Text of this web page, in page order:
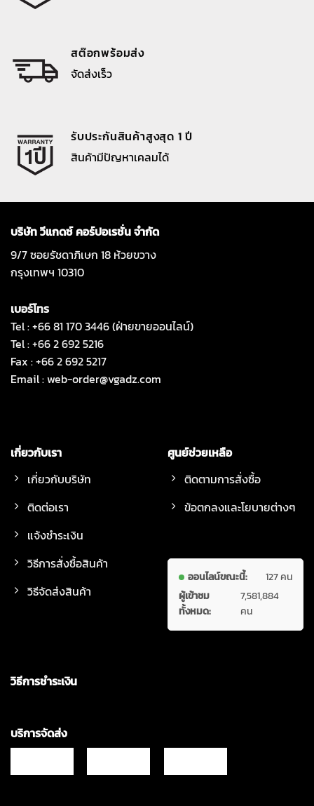
สต๊อกพร้อมส่ง
จัดส่งเร็ว
รับประกันสินค้าสูงสุด 1 ปี
สินค้ามีปัญหาเคลมได้
บริษัท วีแกดซ์ คอร์ปอเรชั่น จำกัด
9/7 ซอยรัชดาภิเษก 18 ห้วยขวาง
กรุงเทพฯ 10310
เบอร์โทร
Tel : +66 81 170 3446 (ฝ่ายขายออนไลน์)
Tel : +66 2 692 5216
Fax : +66 2 692 5217
Email :web-order@vgadz.com
เกี่ยวกับเรา
เกี่ยวกับบริษัท
ติดต่อเรา
แจ้งชำระเงิน
วิธีการสั่งซื้อสินค้า
วิธีจัดส่งสินค้า
ศูนย์ช่วยเหลือ
ติดตามการสั่งซื้อ
ข้อตกลงและโยบายต่างๆ
ออนไลน์ขณะนี้:
127 คน
ผู้เข้าชม
ทั้งหมด:
7,581,884
คน
วิธีการชำระเงิน
บริการจัดส่ง